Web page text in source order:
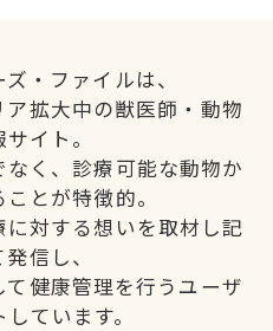
・ファイルは、
拡大中の獣医師・動物
イト。
く、診療可能な動物か
とが特徴的。
対する想いを取材し記
信し、
健康管理を行うユーザ
ています。